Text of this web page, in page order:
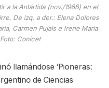
a la Antártida (nov./1968) en el
De izq. a der.: Elena Dolores
Carmen Pujals e Irene María
Conicet
llamándose ‘Pioneras:
de Ciencias